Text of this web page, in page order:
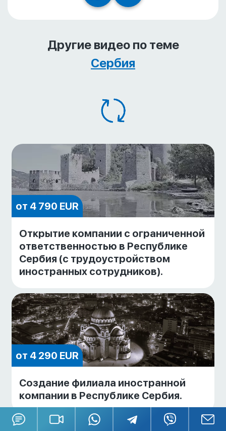
Другие видео по теме
Сербия
от 4 790 EUR
Открытие компании с ограниченной
ответственностью в Республике
Сербия (с трудоустройством
иностранных сотрудников).
от 4 290 EUR
Создание филиала иностранной
компании в Республике Сербия.